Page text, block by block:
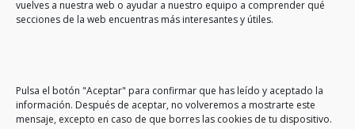
vuelves a nuestra web o ayudar a nuestro equipo a comprender qué
secciones de la web encuentras más interesantes y útiles.
Pulsa el botón "Aceptar" para confirmar que has leído y aceptado la
información. Después de aceptar, no volveremos a mostrarte este
mensaje, excepto en caso de que borres las cookies de tu dispositivo.